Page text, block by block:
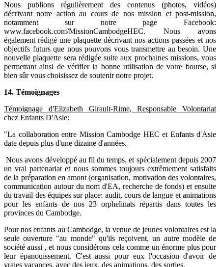
Nous publions régulièrement des contenus (photos, vidéos)
décrivant notre action au cours de nos mission et post-mission,
notamment sur notre page Facebook:
www.facebook.com/MissionCambodgeHEC. Nous avons
également rédigé une plaquette décrivant nos actions passées et nos
objectifs futurs que nous pouvons vous transmettre au besoin. Une
nouvelle plaquette sera rédigée suite aux prochaines missions, vous
permettant ainsi de vérifier la bonne utilisation de votre bourse, si
bien sûr vous choisissez de soutenir notre projet.
14. Témoignages
Témoignage d'Elizabeth Girault-Rime, Responsable Volontariat
chez Enfants D'Asie:
"La collaboration entre Mission Cambodge HEC et Enfants d'Asie
date depuis plus d'une dizaine d'années.
Nous avons développé au fil du temps, et spécialement depuis 2007
un vrai partenariat et nous sommes toujours extrêmement satisfaits
de la préparation en amont (organisation, motivation des volontaires,
communication autour du nom d'EA, recherche de fonds) et ensuite
du travail des équipes sur place: audit, cours de langue et animations
pour les enfants de nos 23 orphelinats répartis dans toutes les
provinces du Cambodge.
Pour nos enfants au Cambodge, la venue de jeunes volontaires est la
seule ouverture "au monde" qu'ils reçoivent, un autre modèle de
société aussi , et nous considérons cela comme un énorme plus pour
leur épanouissement. C'est aussi pour eux l'occasion d'avoir de
vraies vacances, avec des jeux, des animations, des sorties.